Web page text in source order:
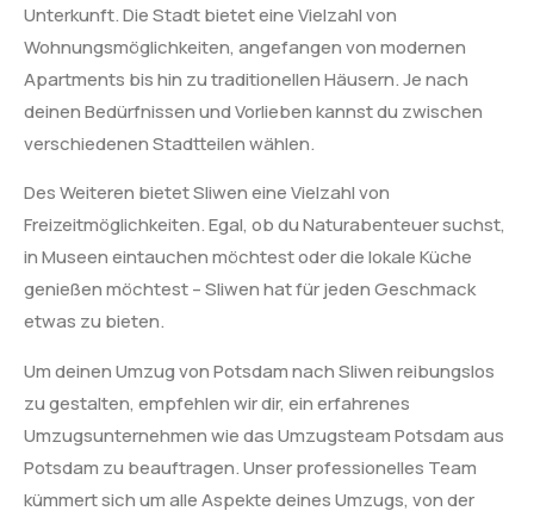
Unterkunft. Die Stadt bietet eine Vielzahl von
Wohnungsmöglichkeiten, angefangen von modernen
Apartments bis hin zu traditionellen Häusern. Je nach
deinen Bedürfnissen und Vorlieben kannst du zwischen
verschiedenen Stadtteilen wählen.
Des Weiteren bietet Sliwen eine Vielzahl von
Freizeitmöglichkeiten. Egal, ob du Naturabenteuer suchst,
in Museen eintauchen möchtest oder die lokale Küche
genießen möchtest – Sliwen hat für jeden Geschmack
etwas zu bieten.
Um deinen Umzug von Potsdam nach Sliwen reibungslos
zu gestalten, empfehlen wir dir, ein erfahrenes
Umzugsunternehmen wie das Umzugsteam Potsdam aus
Potsdam zu beauftragen. Unser professionelles Team
kümmert sich um alle Aspekte deines Umzugs, von der